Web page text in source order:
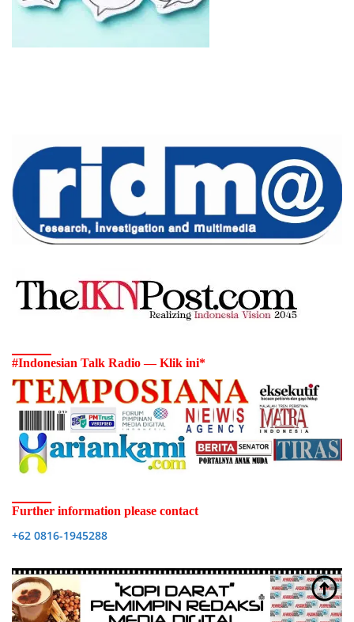
#Indonesian Talk Radio — Klik ini*
Further information please contact
+62 0816-1945288